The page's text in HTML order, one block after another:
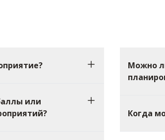
или
Можно
Когда